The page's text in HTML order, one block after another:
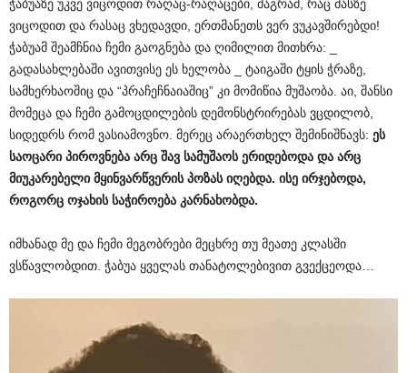
ჭაბუაზე უკვე ვიცოდით რაღაც-რაღაცები, მაგრამ, რაც მასზე
ვიცოდით და რასაც ვხედავდი, ერთმანეთს ვერ ვუკავშირებდი!
ჭაბუამ შეამჩნია ჩემი გაოგნება და ღიმილით მითხრა: _
გადასახლებაში ავითვისე ეს ხელობა _ ტაიგაში ტყის ჭრაზე,
სამხერხაოშიც და “პრაჩეჩნაიაშიც” კი მომიწია მუშაობა. აი, შანსი
მომეცა და ჩემი გამოცდილების დემონსტრირებას ვცდილობ,
სიდედრს რომ ვასიამოვნო. მერეც არაერთხელ შემინიშნავს: ეს
საოცარი პიროვნება არც შავ სამუშაოს ერიდებოდა და არც
მიუკარებელი მყინვარწვერის პოზას იღებდა. ისე ირჯებოდა,
როგორც ოჯახის საჭიროება კარნახობდა.
იმხანად მე და ჩემი მეგობრები მეცხრე თუ მეათე კლასში
ვსწავლობდით. ჭაბუა ყველას თანატოლებივით გვექცეოდა…